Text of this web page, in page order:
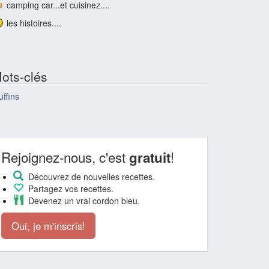
camping car...et cuisinez....
les histoires....
clés
Rejoignez-nous, c'estgratuit!
Découvrez de nouvelles recettes.
Partagez vos recettes.
Devenez un vrai cordon bleu.
Oui, je m'inscris!